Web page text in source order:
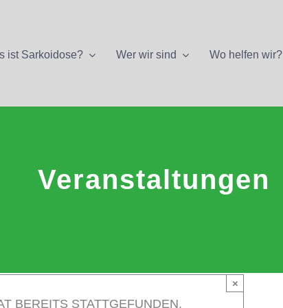
ist Sarkoidose? Wer wir sind Wo helfen wir?
Veranstaltungen
BEREITS STATTGEFUNDEN.
×